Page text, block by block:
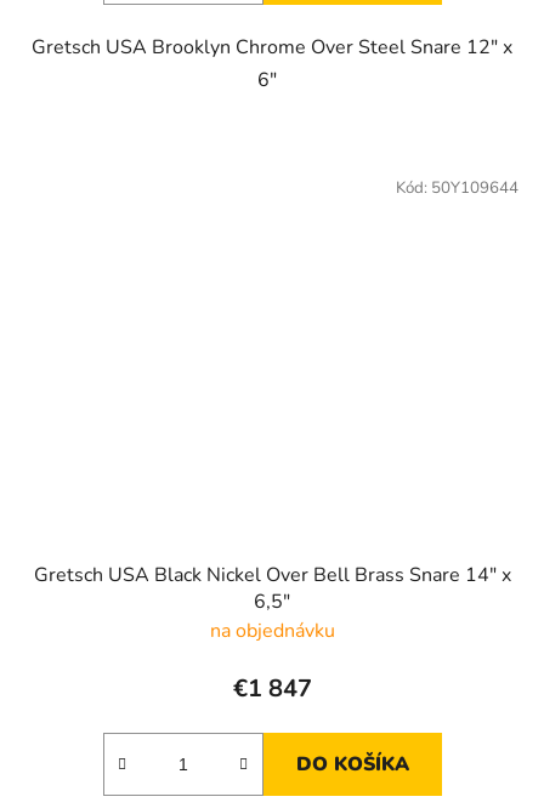
Gretsch USA Brooklyn Chrome Over Steel Snare 12" x
6"
Gretsch USA Black Nickel Over Bell Brass Snare 14" x
6,5"
na objednávku
€1 847
DO KOŠÍKA
Kód: 50Y109644